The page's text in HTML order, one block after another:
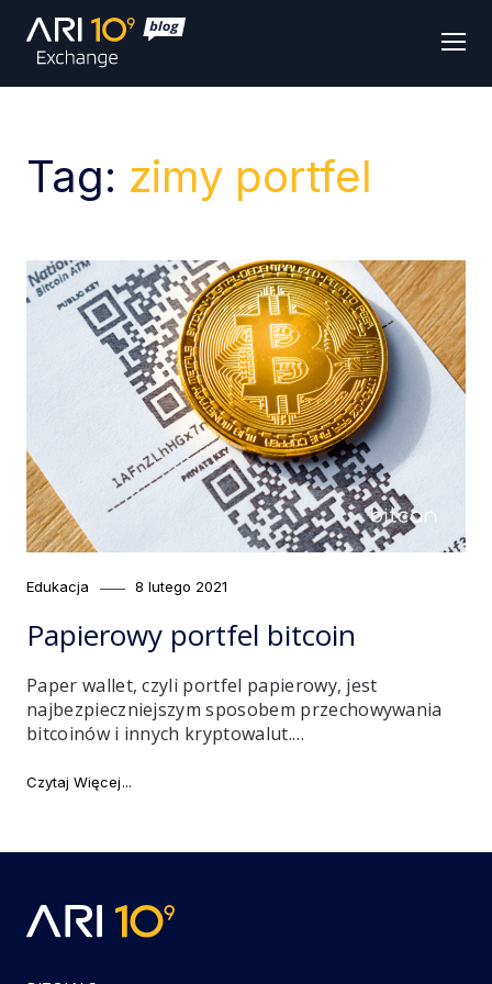
Tag: zimy portfel
Category
Edukacja
Posted
8 lutego 2021
Papierowy portfel bitcoin
Paper wallet, czyli portfel papierowy, jest
najbezpieczniejszym sposobem przechowywania
bitcoinów i innych kryptowalut.…
Czytaj Więcej